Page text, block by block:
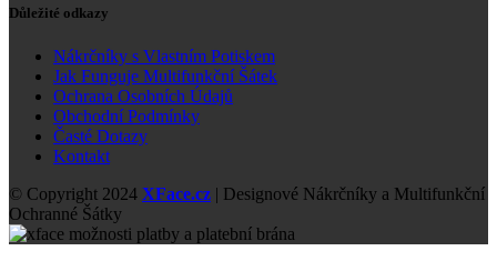
Důležité odkazy
Nákrčníky s Vlastním Potiskem
Jak Funguje Multifunkční Šátek
Ochrana Osobních Údajů
Obchodní Podmínky
Časté Dotazy
Kontakt
© Copyright 2024 XFace.cz | Designové Nákrčníky a Multifunkční
Ochranné Šátky